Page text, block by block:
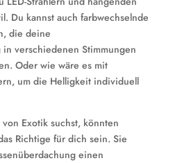
Du kannst auch farbwechselnde
die deine
in verschiedenen Stimmungen
Oder wie wäre es mit
um die Helligkeit individuell
Exotik suchst, könnten
Richtige für dich sein. Sie
einen